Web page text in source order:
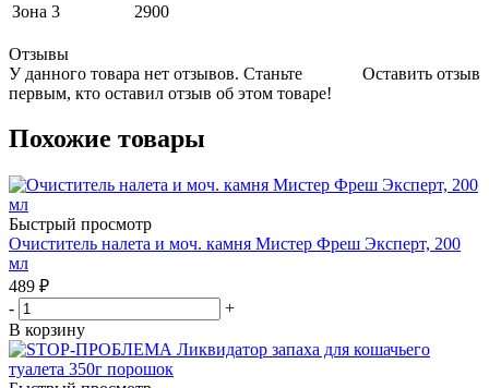
Зона 3
2900
Отзывы
Оставить отзыв
У данного товара нет отзывов. Станьте
первым, кто оставил отзыв об этом товаре!
Похожие товары
Быстрый просмотр
Очиститель налета и моч. камня Мистер Фреш Эксперт, 200
мл
489 ₽
-
+
В корзину